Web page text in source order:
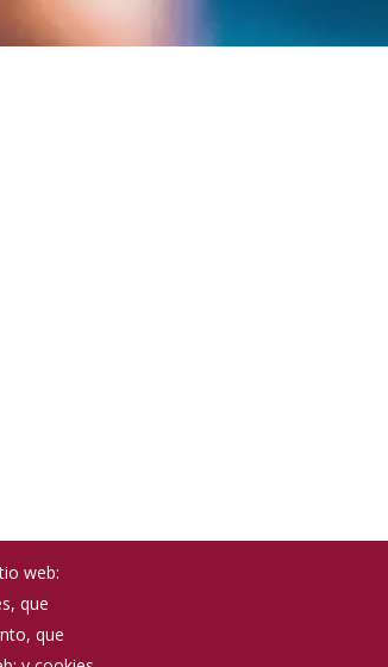
web:
que
que